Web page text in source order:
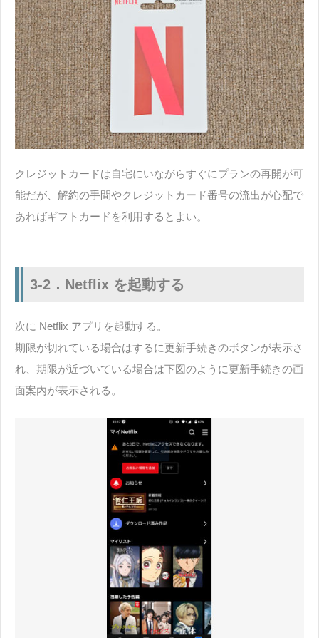
クレジットカードは自宅にいながらすぐにプランの再開が可
能だが、解約の手間やクレジットカード番号の流出が心配で
あればギフトカードを利用するとよい。
3-2．Netflix を起動する
次に Netflix アプリを起動する。
期限が切れている場合はするに更新手続きのボタンが表示さ
れ、期限が近づいている場合は下図のように更新手続きの画
面案内が表示される。